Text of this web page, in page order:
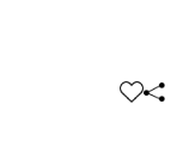
찜 공